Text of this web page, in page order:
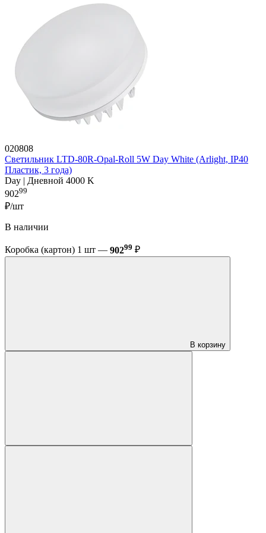
020808
Светильник LTD-80R-Opal-Roll 5W Day White (Arlight, IP40
Пластик, 3 года)
Day | Дневной 4000 K
90299
₽/шт
В наличии
Коробка (картон) 1 шт — 90299 ₽
В корзину